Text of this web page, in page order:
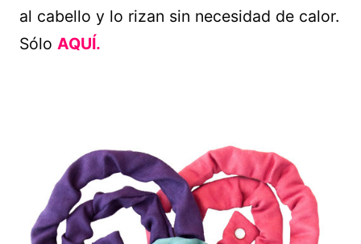
al cabello y lo rizan sin necesidad de calor.
Sólo AQUÍ.